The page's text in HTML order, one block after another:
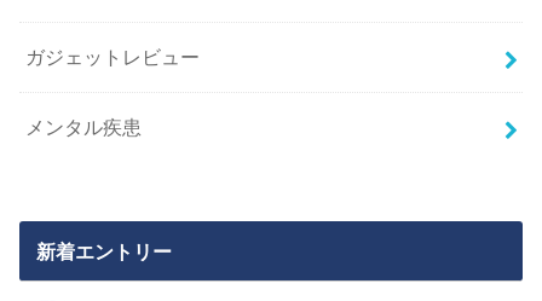
ガジェットレビュー
メンタル疾患
新着エントリー